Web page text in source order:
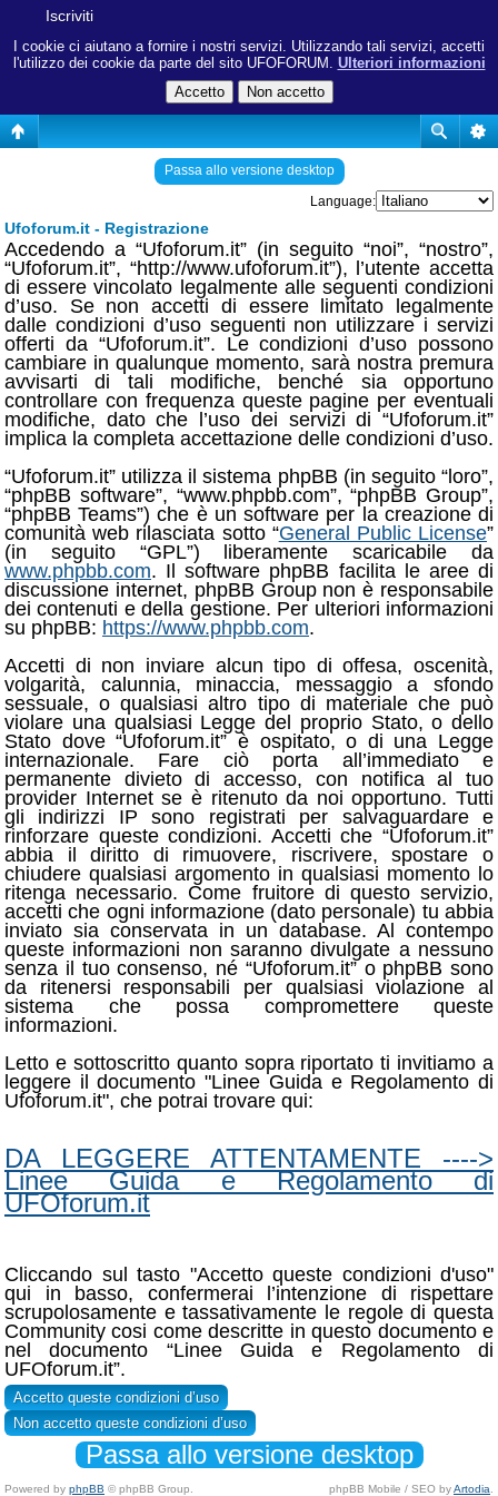
I cookie ci aiutano a fornire i nostri servizi. Utilizzando tali servizi, accetti
l'utilizzo dei cookie da parte del sito UFOFORUM. Ulteriori informazioni
Iscriviti
Passa allo versione desktop
Language:
Ufoforum.it - Registrazione
Accedendo a “Ufoforum.it” (in seguito “noi”, “nostro”,
“Ufoforum.it”, “http://www.ufoforum.it”), l’utente accetta
di essere vincolato legalmente alle seguenti condizioni
d’uso. Se non accetti di essere limitato legalmente
dalle condizioni d’uso seguenti non utilizzare i servizi
offerti da “Ufoforum.it”. Le condizioni d’uso possono
cambiare in qualunque momento, sarà nostra premura
avvisarti di tali modifiche, benché sia opportuno
controllare con frequenza queste pagine per eventuali
modifiche, dato che l’uso dei servizi di “Ufoforum.it”
implica la completa accettazione delle condizioni d’uso.
“Ufoforum.it” utilizza il sistema phpBB (in seguito “loro”,
“phpBB software”, “www.phpbb.com”, “phpBB Group”,
“phpBB Teams”) che è un software per la creazione di
comunità web rilasciata sotto “General Public License”
(in seguito “GPL”) liberamente scaricabile da
www.phpbb.com. Il software phpBB facilita le aree di
discussione internet, phpBB Group non è responsabile
dei contenuti e della gestione. Per ulteriori informazioni
su phpBB: https://www.phpbb.com.
Accetti di non inviare alcun tipo di offesa, oscenità,
volgarità, calunnia, minaccia, messaggio a sfondo
sessuale, o qualsiasi altro tipo di materiale che può
violare una qualsiasi Legge del proprio Stato, o dello
Stato dove “Ufoforum.it” è ospitato, o di una Legge
internazionale. Fare ciò porta all’immediato e
permanente divieto di accesso, con notifica al tuo
provider Internet se è ritenuto da noi opportuno. Tutti
gli indirizzi IP sono registrati per salvaguardare e
rinforzare queste condizioni. Accetti che “Ufoforum.it”
abbia il diritto di rimuovere, riscrivere, spostare o
chiudere qualsiasi argomento in qualsiasi momento lo
ritenga necessario. Come fruitore di questo servizio,
accetti che ogni informazione (dato personale) tu abbia
inviato sia conservata in un database. Al contempo
queste informazioni non saranno divulgate a nessuno
senza il tuo consenso, né “Ufoforum.it” o phpBB sono
da ritenersi responsabili per qualsiasi violazione al
sistema che possa compromettere queste
informazioni.
Letto e sottoscritto quanto sopra riportato ti invitiamo a
leggere il documento "Linee Guida e Regolamento di
Ufoforum.it", che potrai trovare qui:
DA LEGGERE ATTENTAMENTE ---->
Linee Guida e Regolamento di
UFOforum.it
Cliccando sul tasto "Accetto queste condizioni d'uso"
qui in basso, confermerai l’intenzione di rispettare
scrupolosamente e tassativamente le regole di questa
Community cosi come descritte in questo documento e
nel documento “Linee Guida e Regolamento di
UFOforum.it”.
Passa allo versione desktop
Powered by phpBB © phpBB Group. phpBB Mobile / SEO byArtodia